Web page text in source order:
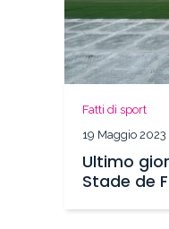
Fatti di sport
19 Maggio 2023
Ultimo
Stade de